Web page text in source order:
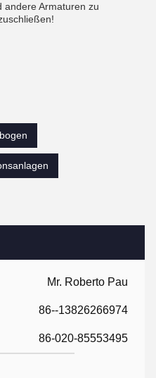
Mr. Roberto Pau
86--13826266974
86-020-85553495
andere Armaturen zu